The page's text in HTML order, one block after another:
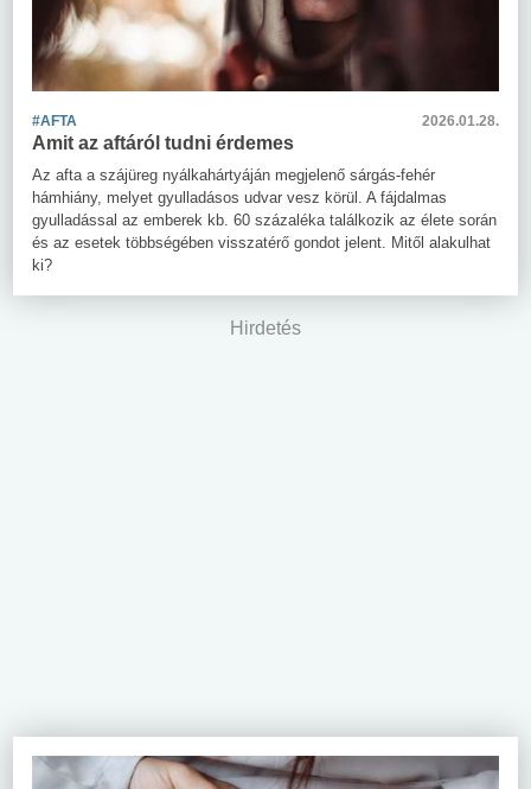
#AFTA 2026.01.28.
Amit az aftáról tudni érdemes
Az afta a szájüreg nyálkahártyáján megjelenő sárgás-fehér
hámhiány, melyet gyulladásos udvar vesz körül. A fájdalmas
gyulladással az emberek kb. 60 százaléka találkozik az élete során
és az esetek többségében visszatérő gondot jelent. Mitől alakulhat
ki?
Hirdetés